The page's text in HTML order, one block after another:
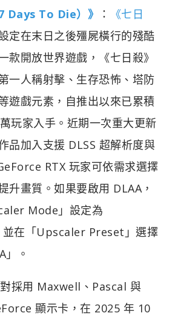
Days To Die）》
：
《七日
定在末日之後殭屍橫行的殘酷
款開放世界遊戲，《七日殺》
一人稱射擊、生存恐怖、塔防
遊戲元素，自推出以來已累積
玩家入手。近期一次重大更新
品加入支援 DLSS 超解析度與
RTX 玩家可依需求選擇
升畫質。如果要啟用 DLAA，
Mode」設定為
並在「Upscaler Preset」選擇
」。
採用 Maxwell、Pascal 與
顯示卡，在 2025 年 10